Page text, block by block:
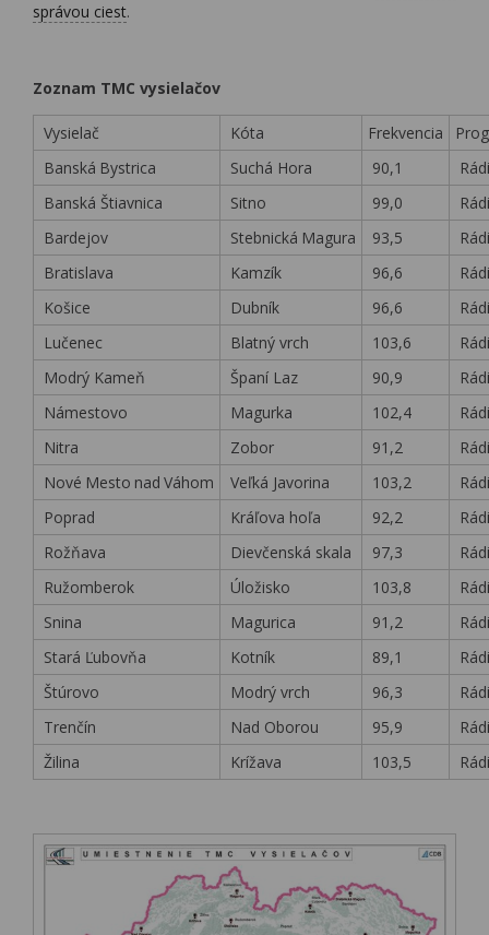
správou ciest.
Zoznam TMC vysielačov
Vysielač Kóta Frekvencia
Banská Bystrica Suchá Hora 90,1
Banská Štiavnica
Sitno 99,0
Bardejov
Stebnická Magura 93,5
Bratislava
Kamzík 96,6
Košice
Dubník 96,6
Lučenec
Blatný vrch 103,6
Modrý Kameň
Španí Laz 90,9
Námestovo
Magurka 102,4
Nitra
Zobor 91,2
Nové Mesto nad Váhom Veľká Javorina 103,2
Poprad
Kráľova hoľa 92,2
Rožňava
Dievčenská skala 97,3
Ružomberok
Úložisko 103,8
Snina
Magurica 91,2
Stará Ľubovňa
Kotník 89,1
Štúrovo
Modrý vrch 96,3
Trenčín
Nad Oborou 95,9
Žilina
Krížava 103,5